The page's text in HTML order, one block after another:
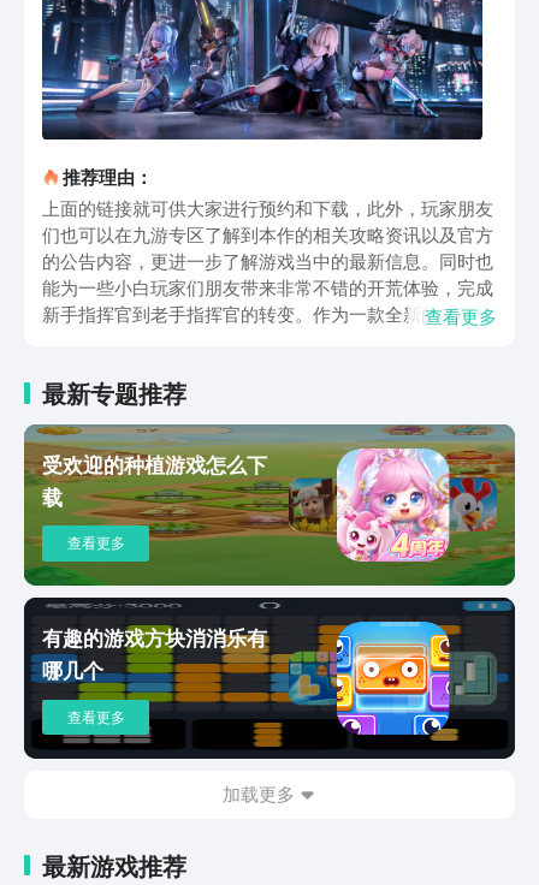
推荐理由：
上面的链接就可供大家进行预约和下载，此外，玩家朋友
们也可以在九游专区了解到本作的相关攻略资讯以及官方
的公告内容，更进一步了解游戏当中的最新信息。同时也
能为一些小白玩家们朋友带来非常不错的开荒体验，完成
新手指挥官到老手指挥官的转变。作为一款全新的3d角色
前作在策略玩法方面也有着独到之处，但相比于新版的战
棋而言，表现力仍有所不足。在二代作品当中，由于采用
的三全新的3d建模搭配，使得我们在战场上可以获得更加
沉浸式的指挥临场感。无论是配合指挥小队当中人形的走
位，亦或者是对于环境的各种把控，都需要玩家全身心的
进入其中。不断的寻找掩体，让角色进行迂回包抄，最终
取得胜利。剧情方面承接着一代，离开了格里芬的束缚。
我们将作为一名流浪的赏金猎人，率领着与我们一起离开
的战术人形小队前往污染区当中，接取相应的任务委托，
迎接接下来新的敌人。以上就是本期给诸位带来的少女前
线2追放如何下载安装的全部内容了，希望能对大家下载
本作方面带来一些帮助和参考。游戏本身而言，可以看得
出来，经过了这么多年的细心打磨，无论是从画面质量亦
或者是游戏内容来看，都是非常不错的手游佳作，十分推
荐诸位体验一下。
查看更多
最新专题推荐
受欢迎的种植游戏怎么下
载
查看更多
有趣的游戏方块消消乐有
哪几个
查看更多
加载更多
最新游戏推荐